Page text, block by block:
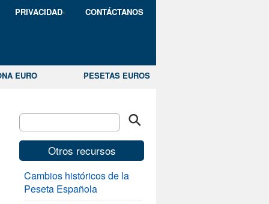
PRIVACIDAD CONTÁCTANOS
EURO PESETAS EUROS
Otros recursos
Cambios históricos de la
Peseta Española